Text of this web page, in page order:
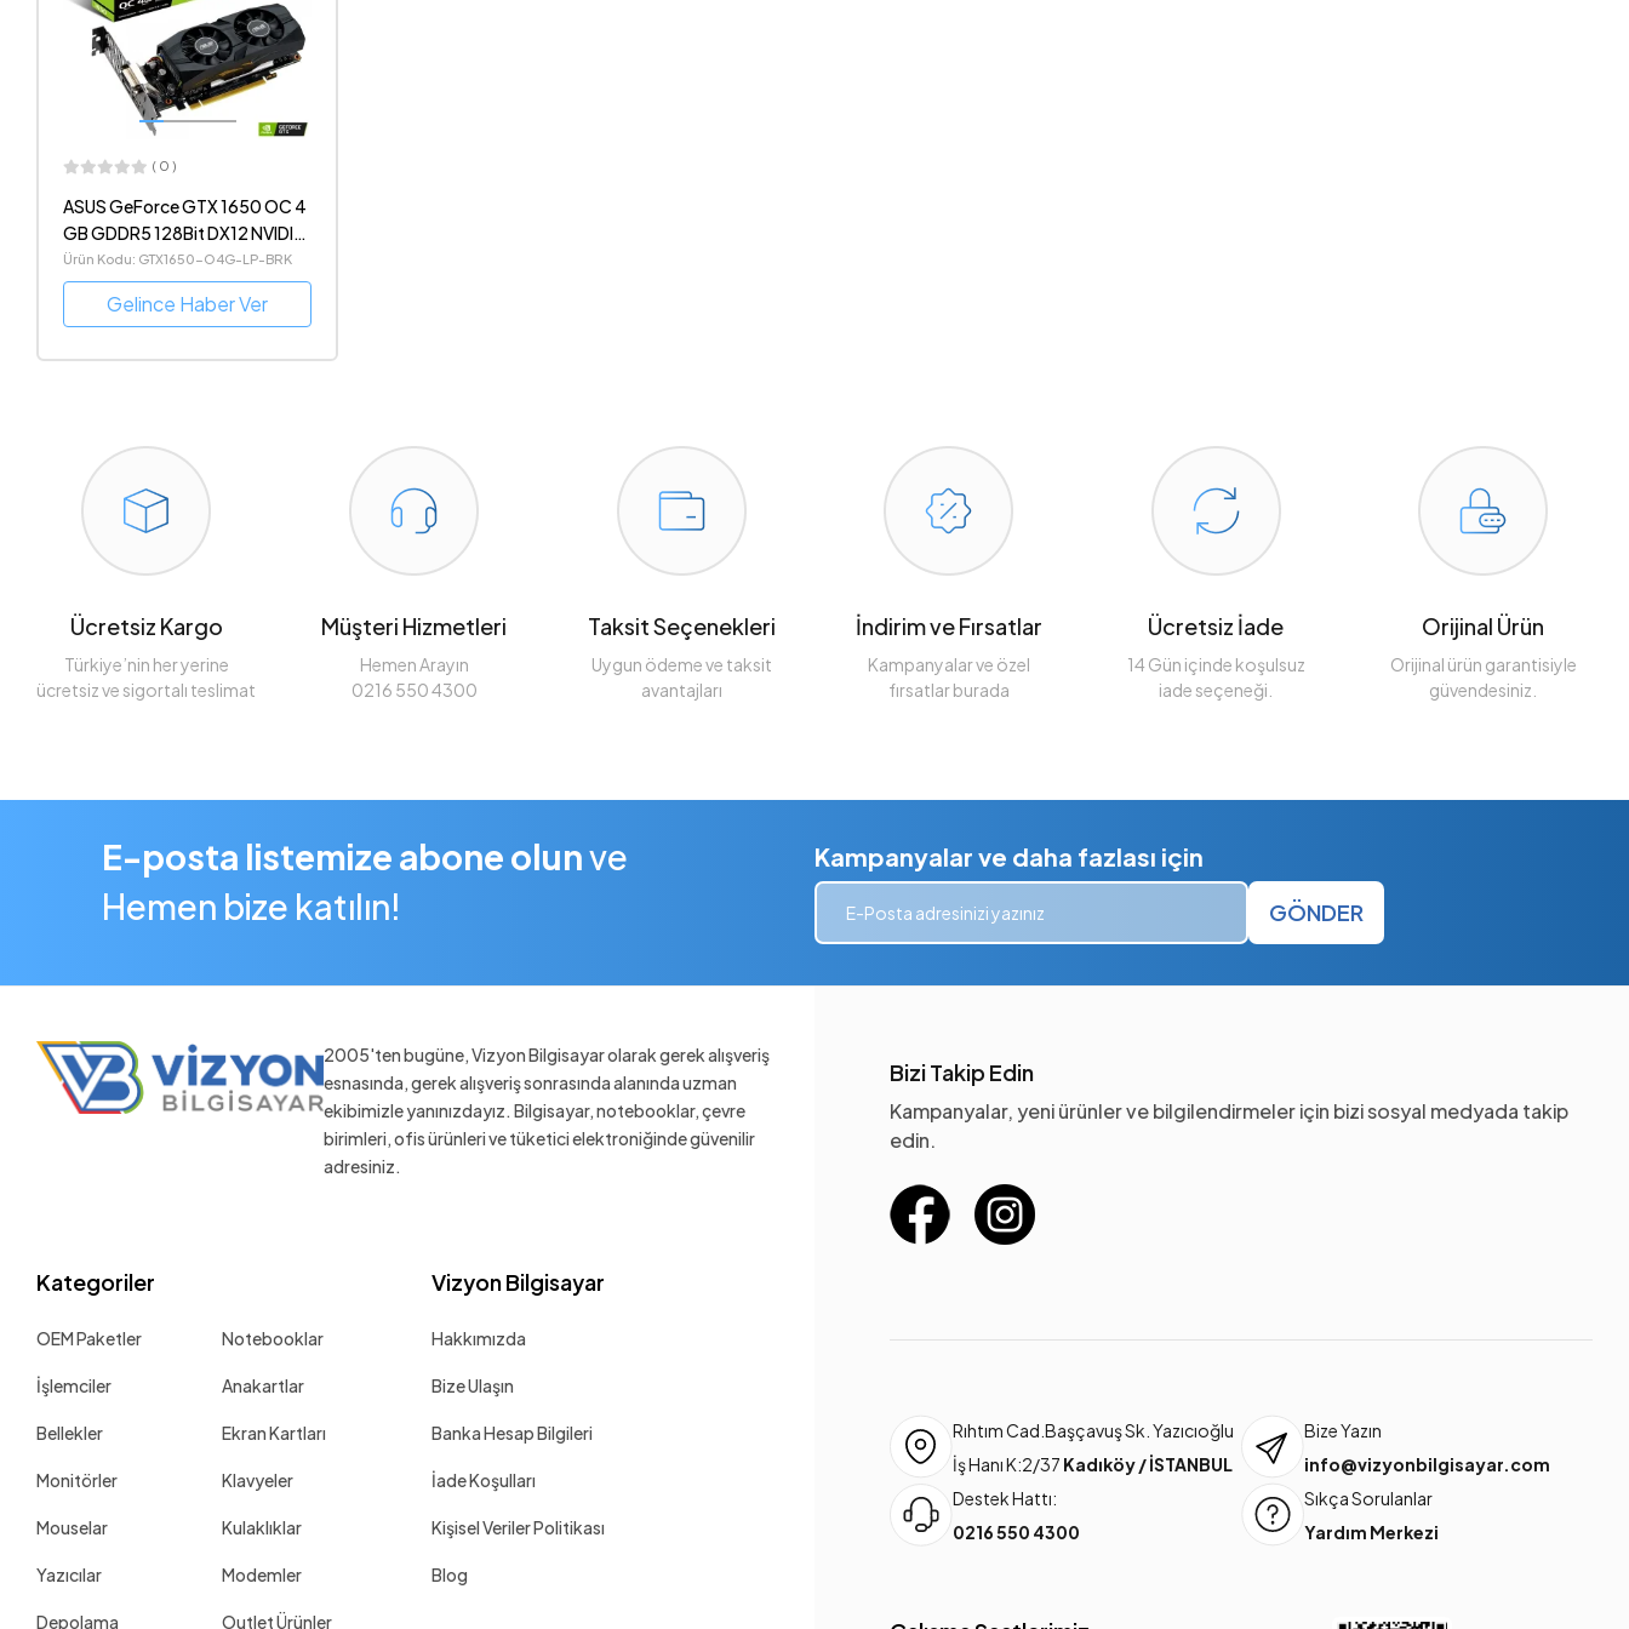
( 0 )
ASUS GeForce GTX 1650 OC 4
GB GDDR5 128Bit DX12 NVIDIA
Ekran Kartı
Ürün Kodu: GTX1650-O4G-LP-BRK
Gelince Haber Ver
Ücretsiz Kargo
Türkiye’nin her yerine
ücretsiz ve sigortalı teslimat
Müşteri Hizmetleri
Hemen Arayın
0216 550 4300
Taksit Seçenekleri
Uygun ödeme ve taksit
avantajları
İndirim ve Fırsatlar
Kampanyalar ve özel
fırsatlar burada
Ücretsiz İade
14 Gün içinde koşulsuz
iade seçeneği.
Orijinal Ürün
Orijinal ürün garantisiyle
güvendesiniz.
E-posta listemize abone olunve
Hemen bize katılın!
Kampanyalar ve daha fazlası için
GÖNDER
2005'ten bugüne, Vizyon Bilgisayar olarak gerek alışveriş
esnasında, gerek alışveriş sonrasında alanında uzman
ekibimizle yanınızdayız. Bilgisayar, notebooklar, çevre
birimleri, ofis ürünleri ve tüketici elektroniğinde güvenilir
adresiniz.
Kategoriler
OEM Paketler Notebooklar
İşlemciler Anakartlar
Bellekler Ekran Kartları
Monitörler Klavyeler
Mouselar Kulaklıklar
Yazıcılar Modemler
Depolama Outlet Ürünler
Vizyon Bilgisayar
Hakkımızda
Bize Ulaşın
Banka Hesap Bilgileri
İade Koşulları
Kişisel Veriler Politikası
Blog
Bizi Takip Edin
Kampanyalar, yeni ürünler ve bilgilendirmeler için bizi sosyal medyada takip
edin.
Rıhtım Cad.Başçavuş Sk. Yazıcıoğlu
İş Hanı K:2/37 Kadıköy / İSTANBUL
Bize Yazın
info@vizyonbilgisayar.com
Destek Hattı:
0216 550 4300
Sıkça Sorulanlar
Yardım Merkezi